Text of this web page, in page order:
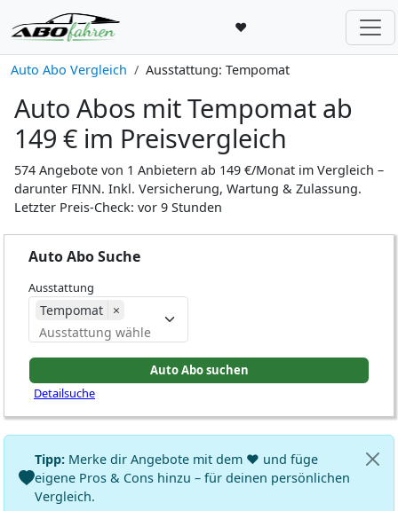
♥
Auto Abo Vergleich Ausstattung: Tempomat
Auto Abos mit Tempomat ab
149 € im Preisvergleich
574 Angebote von 1 Anbietern ab 149 €/Monat im Vergleich –
darunter FINN. Inkl. Versicherung, Wartung & Zulassung.
Letzter Preis-Check: vor 9 Stunden
Auto Abo Suche
Ausstattung
Tempomat ×
Detailsuche
Tipp: Merke dir Angebote mit dem ♥ und füge
eigene Pros & Cons hinzu – für deinen persönlichen
Vergleich.